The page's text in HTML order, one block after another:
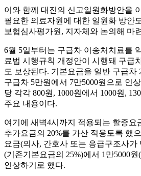
이와 함께 대진의 신고일원화방안을
필요한 의료자원에 대한 일원화 방안
보험심사평가원, 지자체와 논의해 마
6월 5일부터는 구급차 이송처치료를
료법 시행규칙 개정안이 시행돼 구급
도 보상된다. 기본요금을 일반 구급차
구급차 5만원에서 7만5000원으로 인
당 각각 800원, 1000원에서 1000원,
주요 내용이다.
여기에 새벽4시까지 적용되는 할증요
추가요금의 20%를 가산 적용토록 했
요금(의사, 간호사 또는 응급구조사가
(기존기본요금의 25%)에서 1만5000
인상하기로 했다.